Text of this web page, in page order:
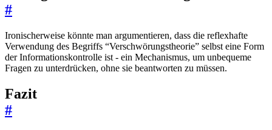
#
Ironischerweise könnte man argumentieren, dass die reflexhafte
Verwendung des Begriffs “Verschwörungstheorie” selbst eine Form
der Informationskontrolle ist - ein Mechanismus, um unbequeme
Fragen zu unterdrücken, ohne sie beantworten zu müssen.
Fazit
#